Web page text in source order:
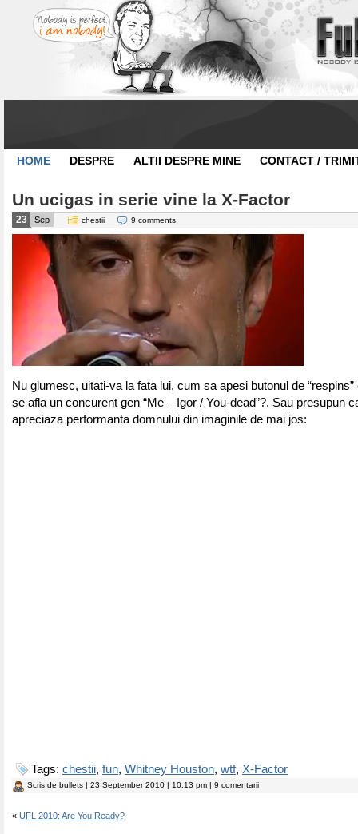
HOME DESPRE ALTII DESPRE MINE CONTACT /
Un ucigas in serie vine la X-Factor
23 Sep chestii 9 comments
Nu glumesc, uitati-va la fata lui, cum sa apesi butonul de
se afla un concurent gen “Me – Igor / You-dead”?. Sau presupun
apreciaza performanta domnului din imaginile de mai jos:
Tags: chestii, fun, Whitney Houston, wtf, X-Factor
Scris de bullets | 23 September 2010 | 10:13 pm | 9 comentarii
« UFL 2010: Are You Ready?